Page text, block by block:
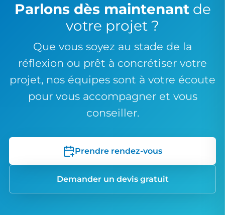
Parlons dès maintenantde
votre projet ?
Que vous soyez au stade de la
réflexion ou prêt à concrétiser votre
projet, nos équipes sont à votre écoute
pour vous accompagner et vous
conseiller.
Prendre rendez-vous
Demander un devis gratuit